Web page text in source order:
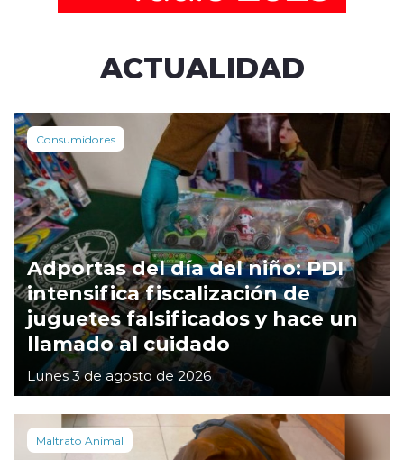
ACTUALIDAD
Consumidores
Adportas del día del niño: PDI
intensifica fiscalización de
juguetes falsificados y hace un
llamado al cuidado
Lunes 3 de agosto de 2026
Maltrato Animal